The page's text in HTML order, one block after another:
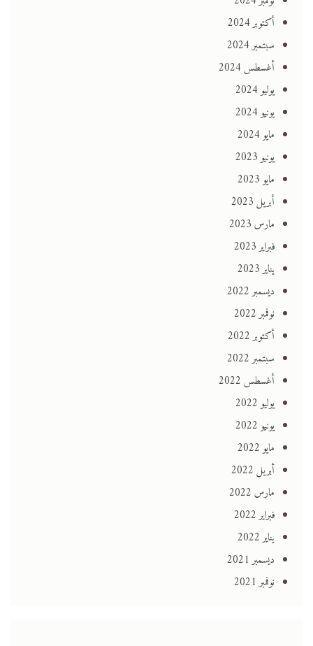
أكتوبر 2024
سبتمبر 2024
أغسطس 2024
يوليو 2024
يونيو 2024
مايو 2024
يونيو 2023
مايو 2023
أبريل 2023
مارس 2023
فبراير 2023
يناير 2023
ديسمبر 2022
نوفمبر 2022
أكتوبر 2022
سبتمبر 2022
أغسطس 2022
يوليو 2022
يونيو 2022
مايو 2022
أبريل 2022
مارس 2022
فبراير 2022
يناير 2022
ديسمبر 2021
نوفمبر 2021